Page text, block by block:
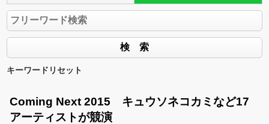
キーワードリセット
Coming Next 2015 キュウソネコカミなど17
アーティストが競演